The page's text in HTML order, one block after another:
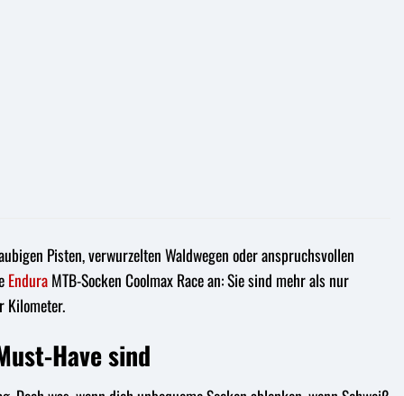
Pisten, verwurzelten Waldwegen oder anspruchsvollen
EnduraMTB-Socken Coolmax Race an: Sie sind mehr als nur
Kilometer.
Have sind